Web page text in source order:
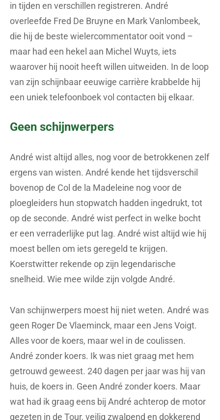
in tijden en verschillen registreren. André
overleefde Fred De Bruyne en Mark Vanlombeek,
die hij de beste wielercommentator ooit vond –
maar had een hekel aan Michel Wuyts, iets
waarover hij nooit heeft willen uitweiden. In de loop
van zijn schijnbaar eeuwige carrière krabbelde hij
een uniek telefoonboek vol contacten bij elkaar.
Geen schijnwerpers
André wist altijd alles, nog voor de betrokkenen zelf
ergens van wisten. André kende het tijdsverschil
bovenop de Col de la Madeleine nog voor de
ploegleiders hun stopwatch hadden ingedrukt, tot
op de seconde. André wist perfect in welke bocht
er een verraderlijke put lag. André wist altijd wie hij
moest bellen om iets geregeld te krijgen.
Koerstwitter rekende op zijn legendarische
snelheid. Wie mee wilde zijn volgde André.
Van schijnwerpers moest hij niet weten. André was
geen Roger De Vlaeminck, maar een Jens Voigt.
Alles voor de koers, maar wel in de coulissen.
André zonder koers. Ik was niet graag met hem
getrouwd geweest. 240 dagen per jaar was hij van
huis, de koers in. Geen André zonder koers. Maar
wat had ik graag eens bij André achterop de motor
gezeten in de Tour, veilig zwalpend en dokkerend